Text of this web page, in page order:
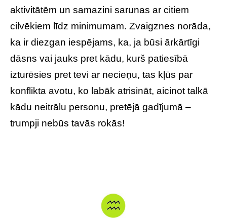
aktivitātēm un samazini sarunas ar citiem
cilvēkiem līdz minimumam. Zvaigznes norāda,
ka ir diezgan iespējams, ka, ja būsi ārkārtīgi
dāsns vai jauks pret kādu, kurš patiesībā
izturēsies pret tevi ar necieņu, tas kļūs par
konflikta avotu, ko labāk atrisināt, aicinot talkā
kādu neitrālu personu, pretējā gadījumā –
trumpji nebūs tavās rokās!